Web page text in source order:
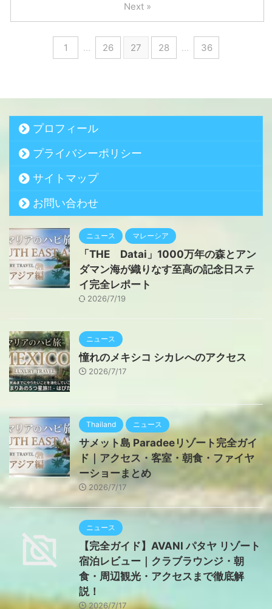
1 … 26 27 28 … 36
Next »
プロフィール
プライバシーポリシー
サイトマップ
お問い合わせ
ニュース マレーシア
「THE Datai」1000万年の森とアン
ダマン海が織りなす至高の記念日ステ
イ完全レポート
2026/7/19
ニュース
憧れのメキシコ シカレへのアクセス
2026/7/17
Thailand ニュース
サメット島 Paradeeリゾート完全ガイ
ド｜アクセス・客室・朝食・ファイヤ
ーショーまとめ
2026/7/17
ニュース
【完全ガイド】AVANI パタヤ リゾート
宿泊レビュー｜クラブラウンジ・朝
食・周辺観光・アクセスまで徹底解
説！
2026/7/17